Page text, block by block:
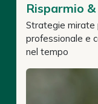
Risparmio
Strategie mirate
professionale e
nel tempo